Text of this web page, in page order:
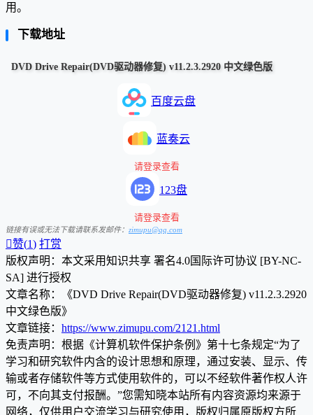
用。
下载地址
DVD Drive Repair(DVD驱动器修复) v11.2.3.2920 中文绿色版
百度云盘
蓝奏云
请登录查看
123盘
请登录查看
链接有误或无法下载请联系发邮件： zimupu@qq.com
赞(1) 打赏
版权声明：本文采用知识共享 署名4.0国际许可协议 [BY-NC-
SA] 进行授权
文章名称：《DVD Drive Repair(DVD驱动器修复) v11.2.3.2920
中文绿色版》
文章链接： https://www.zimupu.com/2121.html
免责声明：根据《计算机软件保护条例》第十七条规定“为了
学习和研究软件内含的设计思想和原理，通过安装、显示、传
输或者存储软件等方式使用软件的，可以不经软件著作权人许
可，不向其支付报酬。”您需知晓本站所有内容资源均来源于
网络，仅供用户交流学习与研究使用，版权归属原版权方所